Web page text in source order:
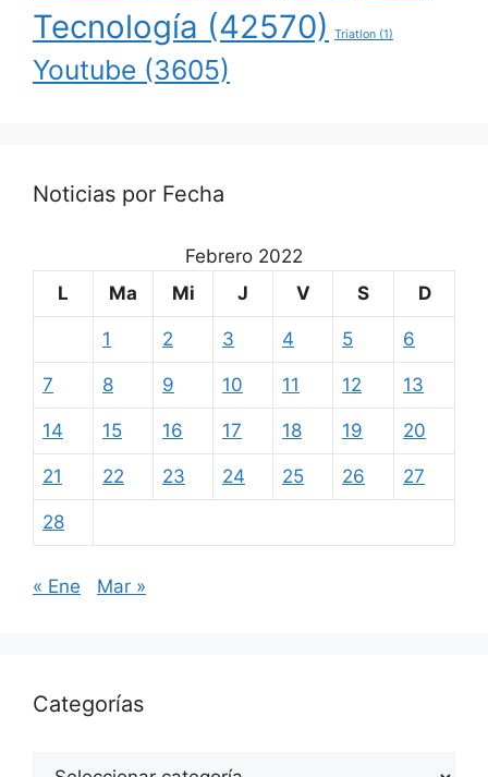
Tecnología (42570) Triatlon (1)
Youtube (3605)
Noticias por Fecha
Febrero 2022
L
Ma Mi J V S D
1 2 3 4 5 6
7 8 9 10 11 12 13
14 15 16 17 18 19 20
21 22 23 24 25 26 27
28
« Ene Mar »
Categorías
Categorías